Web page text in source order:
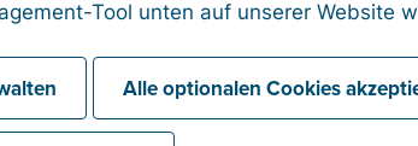
Tool unten auf unserer Website
Alle optionalen Cookies